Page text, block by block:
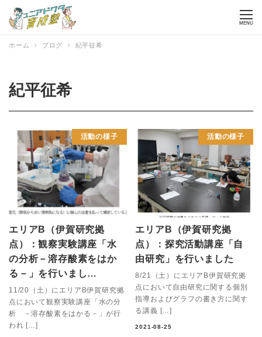
MENU
ホーム ブログ 紀平征希
紀平征希
活動の様子
エリアB（伊賀研究拠
点）：観察実験講座「水
の分析－溶存酸素をはか
る－」を行いまし…
11/20（土）にエリアB伊賀研究拠
点において観察実験講座「水の分
析 －溶存酸素をはかる－」が行
われ […]
活動の様子
エリアB（伊賀研究拠
点）：探究活動講座「自
由研究」を行いました
8/21（土）にエリアB伊賀研究拠
点において自由研究に関する個別
指導およびグラフの書き方に関す
る講義 […]
2021-08-25